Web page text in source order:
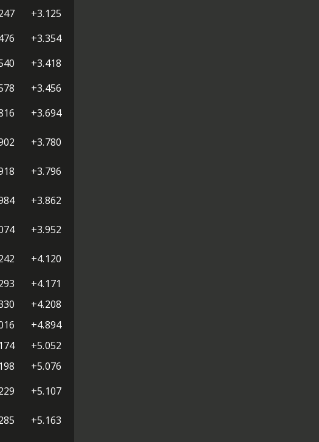
+3.125
+3.354
+3.418
+3.456
+3.694
+3.780
+3.796
+3.862
+3.952
+4.120
+4.171
+4.208
+4.894
+5.052
+5.076
+5.107
+5.163